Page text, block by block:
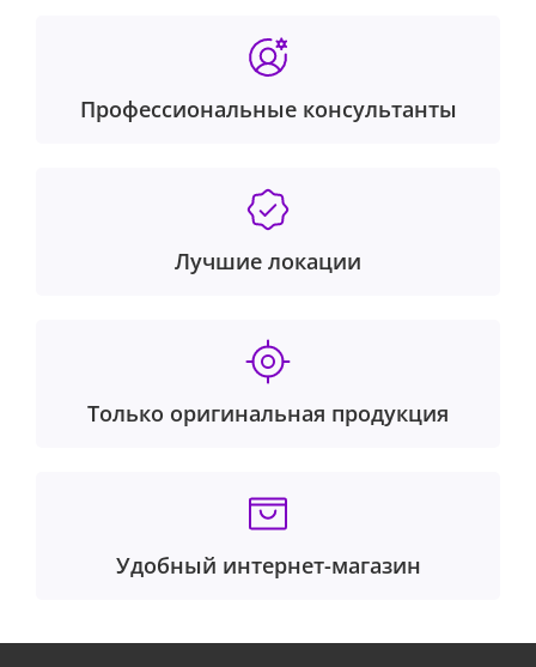
Профессиональные консультанты
Лучшие локации
Только оригинальная продукция
Удобный интернет-магазин